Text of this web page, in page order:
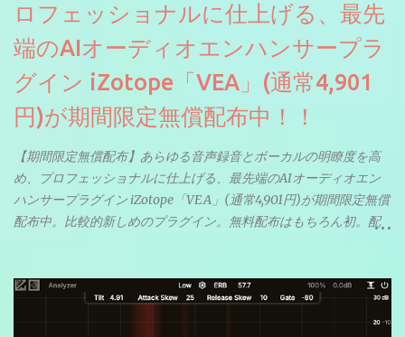
ロフェッショナルに仕上げる、最先
端のAIオーディオエンハンサープラ
グイン iZotope「VEA」(通常4,901
円)が期間限定無償配布中！！
【期間限定無償配布】あらゆる音声録音とボーカルの明瞭度を高
め、プロフェッショナルに仕上げる、最先端のAIオーディオエン
ハンサープラグイン iZotope「VEA」(通常4,901円)が期間限定無償
配布中。比較的新しめのプラグイン。無料配布はもちろん初。配